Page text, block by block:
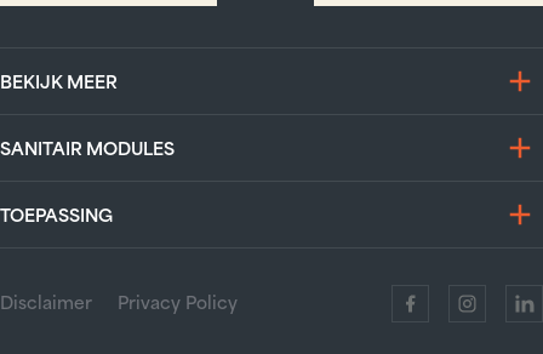
BEKIJK MEER
SANITAIR MODULES
TOEPASSING
Disclaimer Privacy Policy